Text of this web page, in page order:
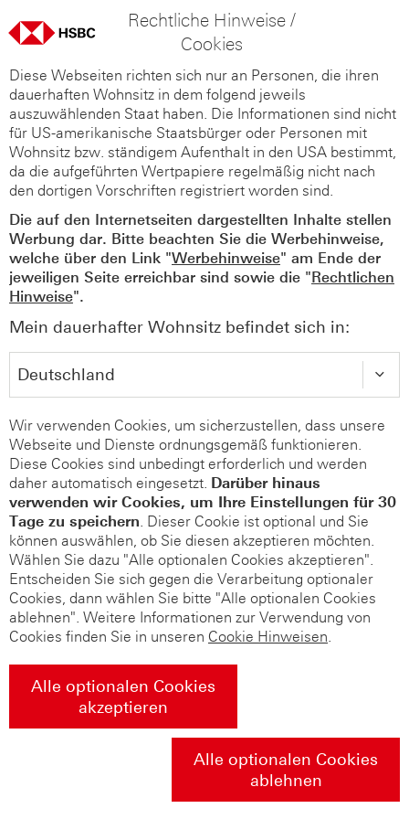
Rechtliche Hinweise /
Cookies
Diese Webseiten richten sich nur an Personen, die ihren
dauerhaften Wohnsitz in dem folgend jeweils
auszuwählenden Staat haben. Die Informationen sind nicht
für US-amerikanische Staatsbürger oder Personen mit
Wohnsitz bzw. ständigem Aufenthalt in den USA bestimmt,
da die aufgeführten Wertpapiere regelmäßig nicht nach
den dortigen Vorschriften registriert worden sind.
Die auf den Internetseiten dargestellten Inhalte stellen
Werbung dar. Bitte beachten Sie die Werbehinweise,
welche über den Link "Werbehinweise" am Ende der
jeweiligen Seite erreichbar sind sowie die "Rechtlichen
Hinweise".
Mein dauerhafter Wohnsitz befindet sich in:
Wir verwenden Cookies, um sicherzustellen, dass unsere
Webseite und Dienste ordnungsgemäß funktionieren.
Diese Cookies sind unbedingt erforderlich und werden
daher automatisch eingesetzt. Darüber hinaus
verwenden wir Cookies, um Ihre Einstellungen für 30
Tage zu speichern. Dieser Cookie ist optional und Sie
können auswählen, ob Sie diesen akzeptieren möchten.
Wählen Sie dazu "Alle optionalen Cookies akzeptieren".
Entscheiden Sie sich gegen die Verarbeitung optionaler
Cookies, dann wählen Sie bitte "Alle optionalen Cookies
ablehnen". Weitere Informationen zur Verwendung von
Cookies finden Sie in unseren Cookie Hinweisen.
Alle optionalen Cookies
akzeptieren
Alle optionalen Cookies
ablehnen